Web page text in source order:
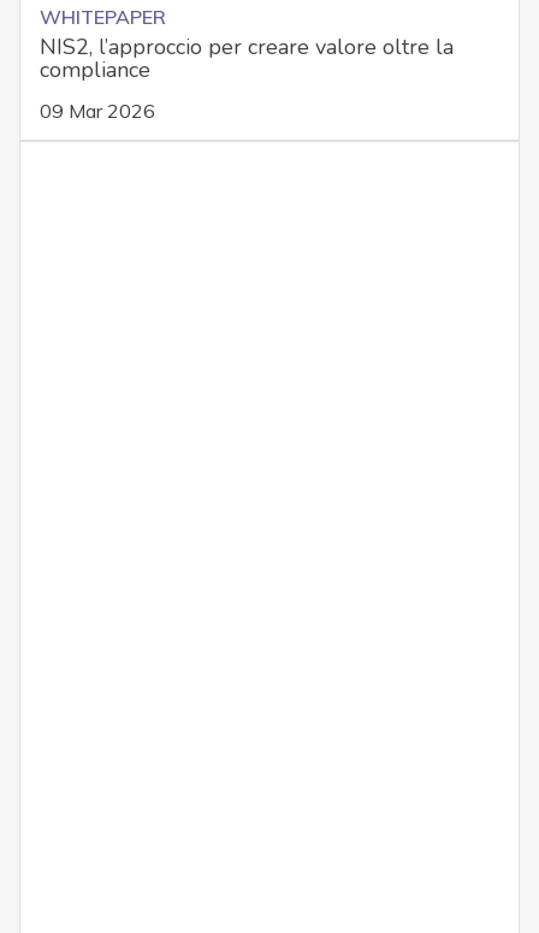
WHITEPAPER
NIS2, l’approccio per creare valore oltre la
compliance
09 Mar 2026